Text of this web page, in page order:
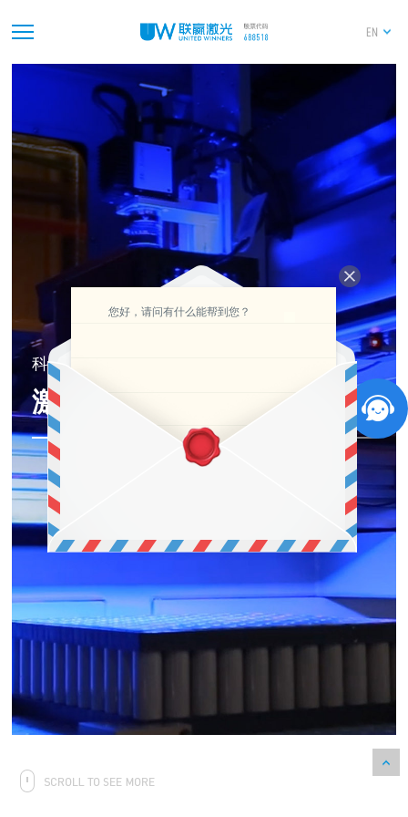
EN
科创板
激光焊接第一股
您好，请问有什么能帮到您？